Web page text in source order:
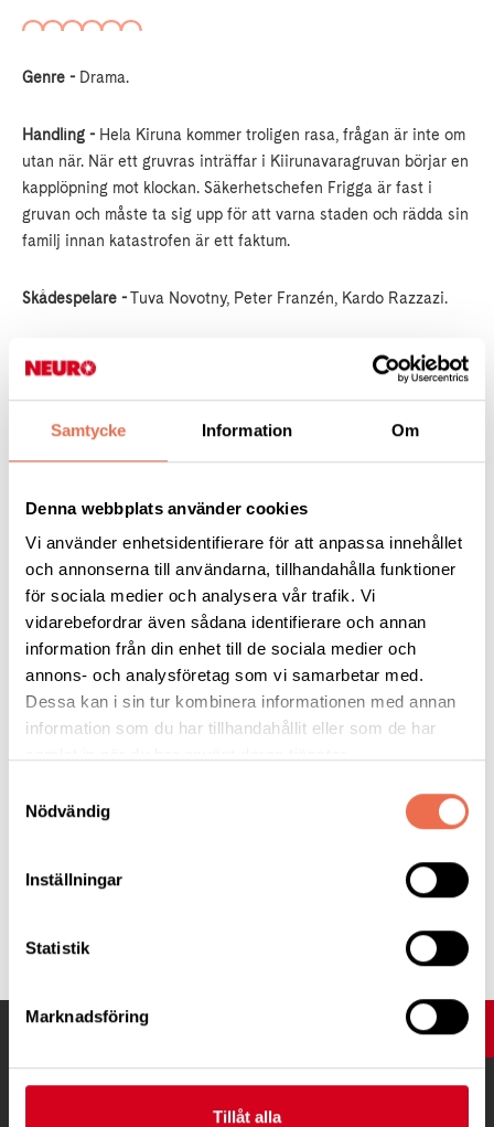
Samtycke Information Om
Denna webbplats använder cookies
Vi använder enhetsidentifierare för att anpassa innehållet
och annonserna till användarna, tillhandahålla funktioner
för sociala medier och analysera vår trafik. Vi
vidarebefordrar även sådana identifierare och annan
information från din enhet till de sociala medier och
annons- och analysföretag som vi samarbetar med.
Dessa kan i sin tur kombinera informationen med annan
information som du har tillhandahållit eller som de har
Nödvändig
Inställningar
Statistik
Marknadsföring
Tillåt alla
Genre - Drama.
Handling - Hela Kiruna kommer troligen rasa, frågan är inte om
utan när. När ett gruvras inträffar i Kiirunavaragruvan börjar en
kapplöpning mot klockan. Säkerhetschefen Frigga är fast i
gruvan och måste ta sig upp för att varna staden och rädda sin
familj innan katastrofen är ett faktum.
Skådespelare -Tuva Novotny, Peter Franzén, Kardo Razzazi.
Regi -Richard Holm.
...............................................................................................................
Var -Fatbursgatan 19, samma hus som Södra station (Länk till
karta)
Filmen börjar 18.00. Längd 1 timme och 42 minuter. Stor
bildskärm, 75 tum.
Kostnad -Fri entré. Läsk eller ramlösa kostar 15 kr.
Obligatorisk anmälan -senast måndag 5/5 mejla till
stockholm@neuro.se
uppge vilken stadsdel du bor i.
UPP